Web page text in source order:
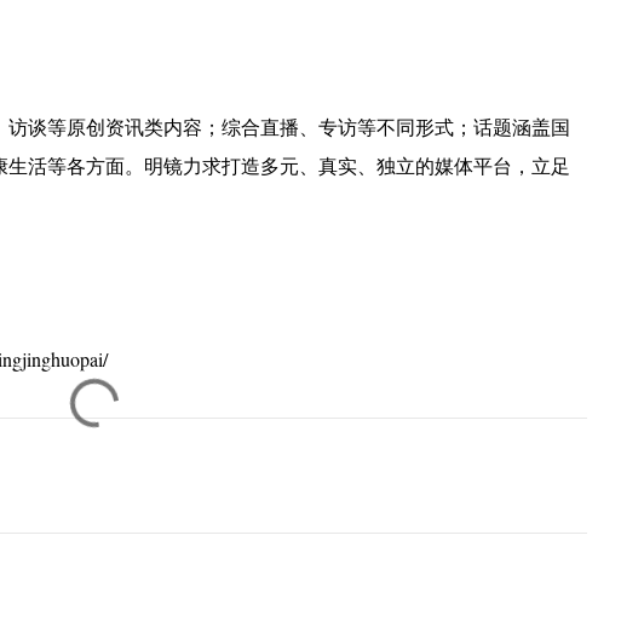
谈等原创资讯类内容；综合直播、专访等不同形式；话题涵盖国
活等各方面。明镜力求打造多元、真实、独立的媒体平台，立足